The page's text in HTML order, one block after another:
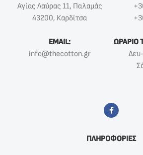
Αγίας Λαύρας 11, Παλαμάς
43200, Καρδίτσα
EMAIL:
info@thecotton.gr
ΩΡΑΡΙΟ
ΠΛΗΡΟΦΟΡΙΕΣ